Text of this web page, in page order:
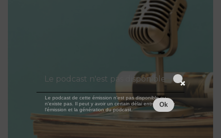
Le podcast n'est pas disponible
Le podcast de cette émission n'est pas disponible ou
n'existe pas. Il peut y avoir un certain délai entre la fin de
l'émission et la génération du podcast.
Ok